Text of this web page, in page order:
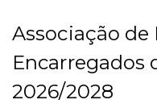
Associação de
Encarregados
2026/2028